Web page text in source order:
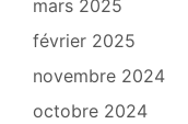
mars 2025
février 2025
novembre 2024
octobre 2024